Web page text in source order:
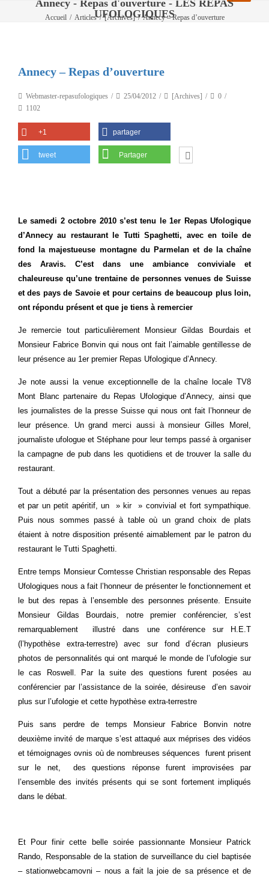
Annecy - Repas d'ouverture - LES REPAS
UFOLOGIQUES
Accueil / Articles / [Archives] / Annecy – Repas d’ouverture
Annecy – Repas d’ouverture
Webmaster-repasufologiques 25/04/2012 [Archives]
0
1102
+1 partager
tweet Partager
Le samedi 2 octobre 2010 s’est tenu le 1er Repas Ufologique
d’Annecy au restaurant le Tutti Spaghetti, avec en toile de
fond la majestueuse montagne du Parmelan et de la chaîne
des Aravis. C’est dans une ambiance conviviale et
chaleureuse qu’une trentaine de personnes venues de Suisse
et des pays de Savoie et pour certains de beaucoup plus loin,
ont répondu présent et que je tiens à remercier
Je remercie tout particulièrement Monsieur Gildas Bourdais et
Monsieur Fabrice Bonvin qui nous ont fait l’aimable gentillesse de
leur présence au 1er premier Repas Ufologique d’Annecy.
Je note aussi la venue exceptionnelle de la chaîne locale TV8
Mont Blanc partenaire du Repas Ufologique d’Annecy, ainsi que
les journalistes de la presse Suisse qui nous ont fait l’honneur de
leur présence. Un grand merci aussi à monsieur Gilles Morel,
journaliste ufologue et Stéphane pour leur temps passé à organiser
la campagne de pub dans les quotidiens et de trouver la salle du
restaurant.
Tout a débuté par la présentation des personnes venues au repas
et par un petit apéritif, un » kir » convivial et fort sympathique.
Puis nous sommes passé à table où un grand choix de plats
étaient à notre disposition présenté aimablement par le patron du
restaurant le Tutti Spaghetti.
Entre temps Monsieur Comtesse Christian responsable des Repas
Ufologiques nous a fait l’honneur de présenter le fonctionnement et
le but des repas à l’ensemble des personnes présente. Ensuite
Monsieur Gildas Bourdais, notre premier conférencier, s’est
remarquablement illustré dans une conférence sur H.E.T
(l’hypothèse extra-terrestre) avec sur fond d’écran plusieurs
photos de personnalités qui ont marqué le monde de l’ufologie sur
le cas Roswell. Par la suite des questions furent posées au
conférencier par l’assistance de la soirée, désireuse d’en savoir
plus sur l’ufologie et cette hypothèse extra-terrestre
Puis sans perdre de temps Monsieur Fabrice Bonvin notre
deuxième invité de marque s’est attaqué aux méprises des vidéos
et témoignages ovnis où de nombreuses séquences furent prisent
sur le net, des questions réponse furent improvisées par
l’ensemble des invités présents qui se sont fortement impliqués
dans le débat.
Et Pour finir cette belle soirée passionnante Monsieur Patrick
Rando, Responsable de la station de surveillance du ciel baptisée
– stationwebcamovni – nous a fait la joie de sa présence et de